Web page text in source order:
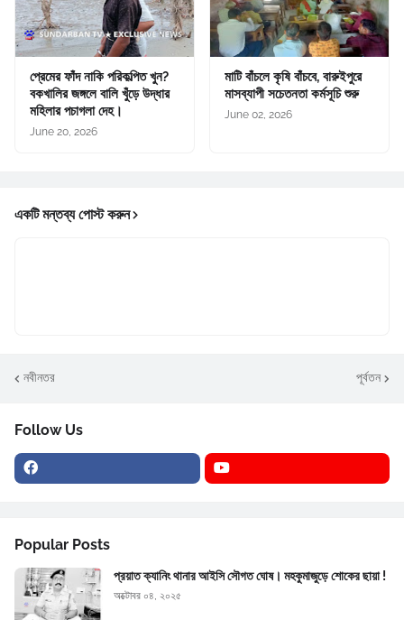
প্রেমের ফাঁদ নাকি পরিকল্পিত খুন?
বকখালির জঙ্গলে বালি খুঁড়ে উদ্ধার
মহিলার পচাগলা দেহ।
June 20, 2026
মাটি বাঁচলে কৃষি বাঁচবে, বারুইপুরে
মাসব্যাপী সচেতনতা কর্মসূচি শুরু
June 02, 2026
একটি মন্তব্য পোস্ট করুন
নবীনতর পূর্বতন
Follow Us
Popular Posts
প্রয়াত ক্যানিং থানার আইসি সৌগত ঘোষ। মহকুমাজুড়ে শোকের ছায়া !
অক্টোবর ০৪, ২০২৫